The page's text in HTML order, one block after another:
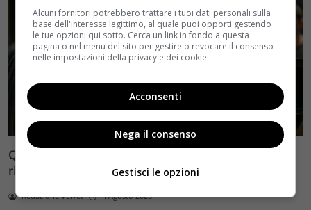
Quentin Tarantino e il decimo film: Robert Richardson
rivela riprese forse nel 2027 e l’addio a The Movie Critic
Redazione Velvet 4 Agosto 2026
Alcuni fornitori potrebbero trattare i tuoi dati personali sulla
base dell'interesse legittimo, al quale puoi opporti gestendo
le tue opzioni qui sotto. Cerca un link in fondo a questa
pagina o nel menu del sito per gestire o revocare il consenso
nelle impostazioni della privacy e dei cookie.
Acconsenti
Nega il consenso
Gestisci le opzioni